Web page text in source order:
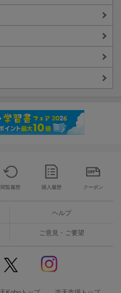
閲覧履歴 購入履歴 クーポン
ヘルプ
ご意見・ご要望